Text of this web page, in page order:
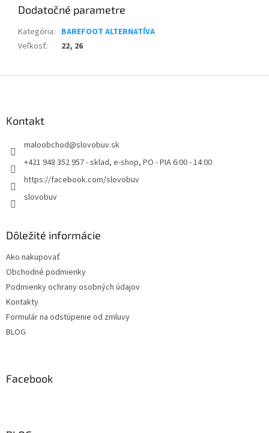
Dodatočné parametre
Kategória: BAREFOOT ALTERNATÍVA
Veľkosť: 22, 26
Kontakt
maloobchod@slovobuv.sk
+421 948 352 957 - sklad, e-shop, PO - PIA 6:00 - 14:00
https://facebook.com/slovobuv
slovobuv
Dôležité informácie
Ako nakupovať
Obchodné podmienky
Podmienky ochrany osobných údajov
Kontakty
Formulár na odstúpenie od zmluvy
BLOG
Facebook